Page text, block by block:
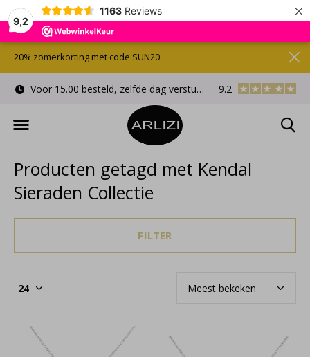
9,2
1163 Reviews ×
Gratis cadeauverpakking Gratis
9.2
20% zomerkorting met code SUN20
Producten getagd met Kendal
Sieraden Collectie
FILTER